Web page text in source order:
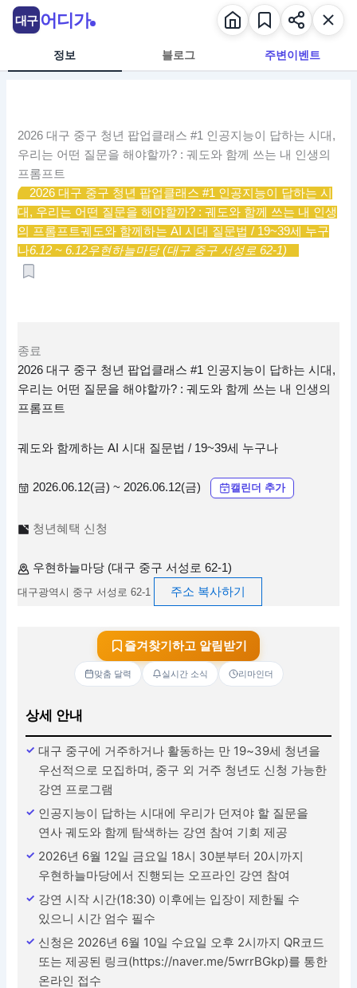
정보 블로그 주변이벤트
2026 대구 중구 청년 팝업클래스 #1 인공지능이 답하는 시대,
우리는 어떤 질문을 해야할까? : 궤도와 함께 쓰는 내 인생의
프롬프트
2026 대구 중구 청년 팝업클래스 #1 인공지능이 답하는 시
대, 우리는 어떤 질문을 해야할까? : 궤도와 함께 쓰는 내 인생
의 프롬프트궤도와 함께하는 AI 시대 질문법 / 19~39세 누구
나6.12 ~ 6.12우현하늘마당 (대구 중구 서성로 62-1)
종료
2026 대구 중구 청년 팝업클래스 #1 인공지능이 답하는 시대,
우리는 어떤 질문을 해야할까? : 궤도와 함께 쓰는 내 인생의
프롬프트
궤도와 함께하는 AI 시대 질문법 / 19~39세 누구나
2026.06.12(금) ~ 2026.06.12(금) 캘린더 추가
청년혜택 신청
우현하늘마당 (대구 중구 서성로 62-1)
대구광역시 중구 서성로 62-1 주소 복사하기
즐겨찾기하고 알림받기
맞춤 달력 실시간 소식 리마인더
상세 안내
대구 중구에 거주하거나 활동하는 만 19~39세 청년을
우선적으로 모집하며, 중구 외 거주 청년도 신청 가능한
강연 프로그램
인공지능이 답하는 시대에 우리가 던져야 할 질문을
연사 궤도와 함께 탐색하는 강연 참여 기회 제공
2026년 6월 12일 금요일 18시 30분부터 20시까지
우현하늘마당에서 진행되는 오프라인 강연 참여
강연 시작 시간(18:30) 이후에는 입장이 제한될 수
있으니 시간 엄수 필수
신청은 2026년 6월 10일 수요일 오후 2시까지 QR코드
또는 제공된 링크(https://naver.me/5wrrBGkp)를 통한
온라인 접수
대구 어디가